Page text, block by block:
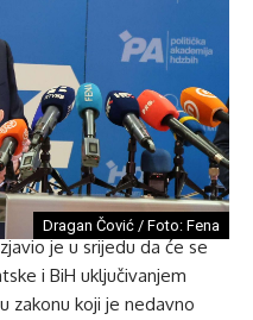
Dragan Čović / Foto: Fena
je u srijedu da će se
i BiH uključivanjem
zakonu koji je nedavno